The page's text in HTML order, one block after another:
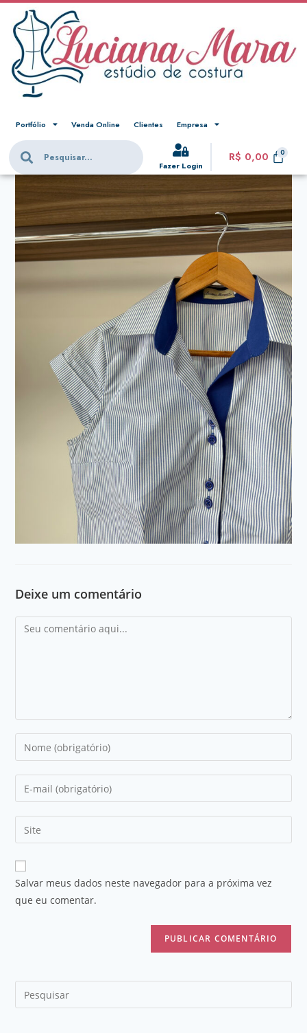
Portfólio Venda Online Clientes Empresa
Fazer Login
R$ 0,00
Deixe um comentário
Salvar meus dados neste navegador para a próxima vez
que eu comentar.